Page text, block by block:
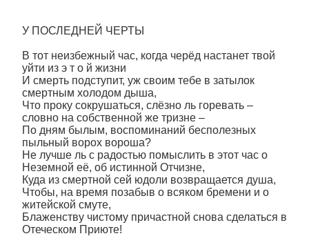
У ПОСЛЕДНЕЙ ЧЕРТЫ
В тот неизбежный час, когда черёд настанет твой
уйти из э т о й жизни
И смерть подступит, уж своим тебе в затылок
смертным холодом дыша,
Что проку сокрушаться, слёзно ль горевать –
словно на собственной же тризне –
По дням былым, воспоминаний бесполезных
пыльный ворох вороша?
Не лучше ль с радостью помыслить в этот час о
Неземной её, об истинной Отчизне,
Куда из смертной сей юдоли возвращается душа,
Чтобы, на время позабыв о всяком бремени и о
житейской смуте,
Блаженству чистому причастной снова сделаться в
Отеческом Приюте!